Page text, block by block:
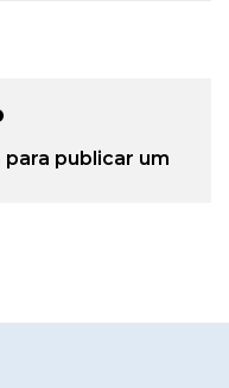
para publicar um